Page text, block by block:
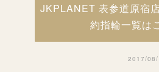
JKPLANET 表参道原宿
約指輪一覧は
2017/08/